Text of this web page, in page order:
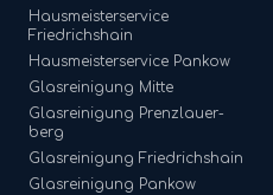
Hausmeisterservice
Friedrichshain
Hausmeisterservice Pankow
Glasreinigung Mitte
Glasreinigung Prenzlauer-
berg
Glasreinigung Friedrichshain
Glasreinigung Pankow